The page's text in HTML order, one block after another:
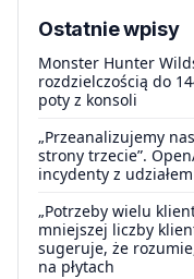
Ostatnie wpisy
Monster Hunter
rozdzielczością do
poty z konsoli
„Przeanalizujemy
strony trzecie”.
incydenty z
„Potrzeby wielu
mniejszej liczby
sugeruje, że
na płytach